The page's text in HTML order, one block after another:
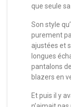
que seule
Son style
purement
ajustées et
longues
pantalons
blazers en
Et puis il y